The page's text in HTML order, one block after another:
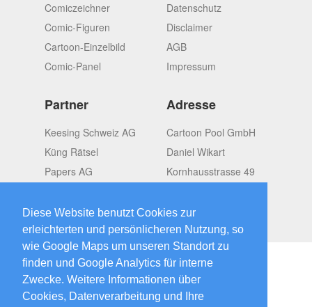
Diese Website benutzt Cookies zur
erleichterten und persönlicheren Nutzung, so
wie Google Maps um unseren Standort zu
finden und Google Analytics für interne
Zwecke. Weitere Informationen über
Cookies, Datenverarbeitung und Ihre
Comiczeichner
Comic-Figuren
Cartoon-Einzelbild
Comic-Panel
Datenschutz
Disclaimer
AGB
Impressum
Partner
Keesing Schweiz AG
Küng Rätsel
Papers AG
Adresse
Cartoon Pool GmbH
Daniel Wikart
Kornhausstrasse 49
Switzerland